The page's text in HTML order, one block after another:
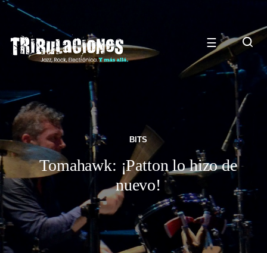
☰
BITS
Tomahawk: ¡Patton lo hizo de
nuevo!